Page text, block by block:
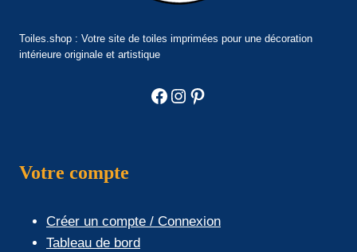
Toiles.shop : Votre site de toiles imprimées pour une décoration
intérieure originale et artistique
Facebook
Instagram
Pinterest
Votre compte
Créer un compte / Connexion
Tableau de bord